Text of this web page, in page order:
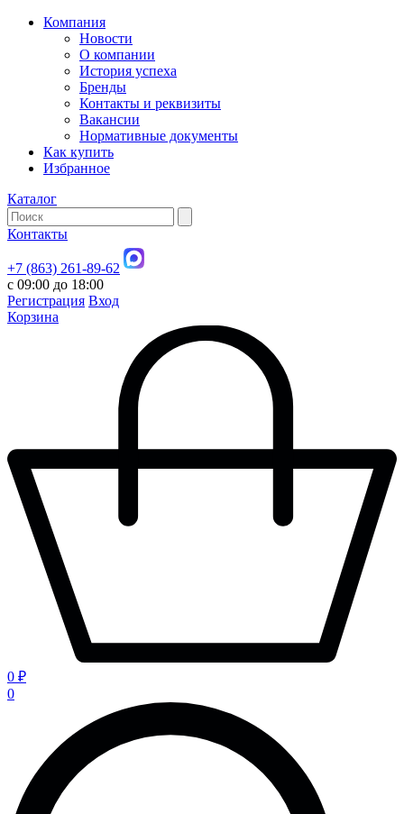
Компания
Новости
О компании
История успеха
Бренды
Контакты и реквизиты
Вакансии
Нормативные документы
Как купить
Избранное
Каталог
Контакты
+7 (863) 261-89-62
с 09:00 до 18:00
Регистрация Вход
Корзина
0 ₽
0